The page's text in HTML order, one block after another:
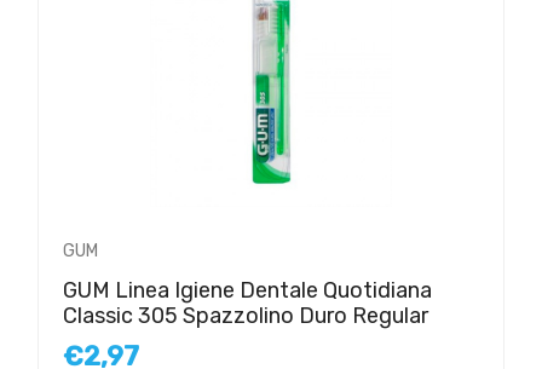
GUM
GUM Linea Igiene Dentale Quotidiana
Classic 305 Spazzolino Duro Regular
€2,97